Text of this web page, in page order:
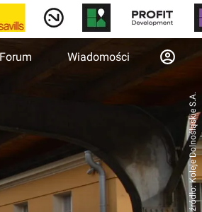
Forum Wiadomości
źródło: Koleje Dolnośląskie S.A.